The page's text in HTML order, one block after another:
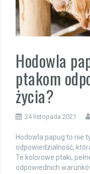
Hodowla
ptakom
życia?
24 listopada 2021
Hodowla papug to nie
odpowiedzialność,
Te kolorowe ptaki,
odpowiednich